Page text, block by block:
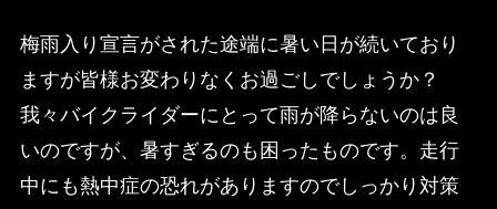
梅雨入り宣言がされた途端に暑い日が続いており
ますが皆様お変わりなくお過ごしでしょうか？
我々バイクライダーにとって雨が降らないのは良
いのですが、暑すぎるのも困ったものです。走行
中にも熱中症の恐れがありますのでしっかり対策